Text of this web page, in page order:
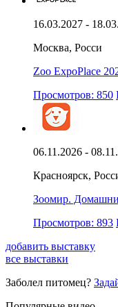
16.03.2027 -
Москва, Росси
Zoo ExpoPlace
Просмотров: 850
06.11.2026 -
Красноярск,
Зоомир.
Просмотров: 893
добавить выставку
все выставки
Заболел питомец?